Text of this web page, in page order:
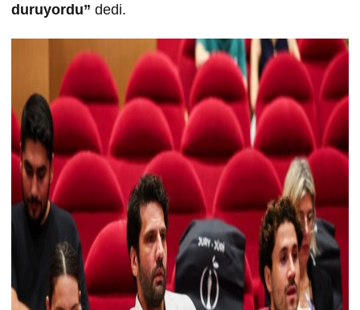
duruyordu” dedi.